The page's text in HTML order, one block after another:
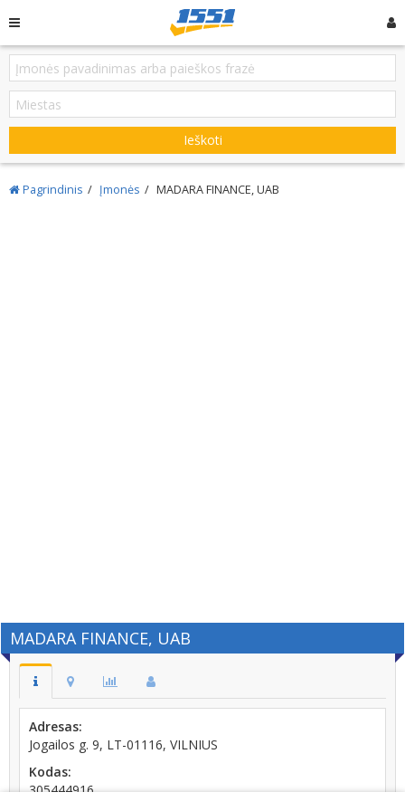
Ieškoti
Pagrindinis Įmonės MADARA FINANCE, UAB
MADARA FINANCE, UAB
Adresas:
Jogailos g. 9, LT-01116, VILNIUS
Kodas:
305444916